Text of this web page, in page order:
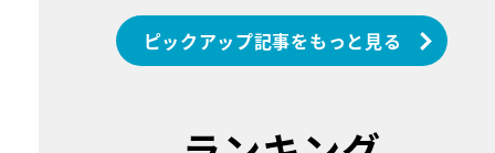
ピックアップ記事をもっと見る